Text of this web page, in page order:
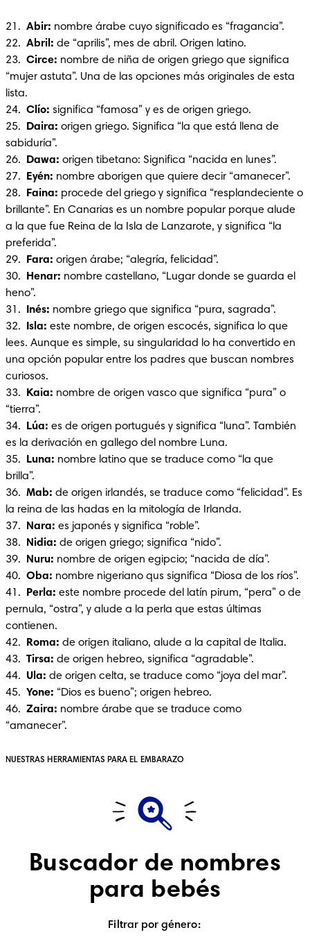
21. Abir: nombre árabe cuyo significado es “fragancia”.
22. Abril: de “aprilis”, mes de abril. Origen latino.
23. Circe: nombre de niña de origen griego que significa
“mujer astuta”. Una de las opciones más originales de esta
lista.
24. Clío: significa “famosa” y es de origen griego.
25.
Daira: origen griego. Significa “la que está llena de
sabiduría”.
26.
Dawa: origen tibetano: Significa “nacida en lunes”.
27.
Eyén: nombre aborigen que quiere decir “amanecer”.
28.
Faina: procede del griego y significa “resplandeciente o
brillante”. En Canarias es un nombre popular porque alude
a la que fue Reina de la Isla de Lanzarote, y significa “la
preferida”.
29.
Fara: origen árabe; “alegría, felicidad”.
30.
Henar: nombre castellano, “Lugar donde se guarda el
heno”.
31.
Inés: nombre griego que significa “pura, sagrada”.
32.
Isla: este nombre, de origen escocés, significa lo que
lees. Aunque es simple, su singularidad lo ha convertido en
una opción popular entre los padres que buscan nombres
curiosos.
33.
Kaia: nombre de origen vasco que significa “pura” o
“tierra”.
34.
Lúa: es de origen portugués y significa “luna”. También
es la derivación en gallego del nombre Luna.
35.
Luna: nombre latino que se traduce como “la que
brilla”.
36. Mab: de origen irlandés, se traduce como “felicidad”. Es
la reina de las hadas en la mitología de Irlanda.
37.
Nara: es japonés y significa “roble”.
38.
Nidia: de origen griego; significa “nido”.
39.
Nuru: nombre de origen egipcio; “nacida de día”.
40. Oba: nombre nigeriano qus significa “Diosa de los ríos”.
41.
Perla: este nombre procede del latín pirum, “pera” o de
pernula, “ostra”, y alude a la perla que estas últimas
contienen.
42.
Roma: de origen italiano, alude a la capital de Italia.
43. Tirsa: de origen hebreo, significa “agradable”.
44. Ula: de origen celta, se traduce como “joya del mar”.
45. Yone: “Dios es bueno”; origen hebreo.
46. Zaira: nombre árabe que se traduce como
“amanecer”.
NUESTRAS HERRAMIENTAS PARA EL EMBARAZO
Buscador de nombres
para bebés
Filtrar por género: